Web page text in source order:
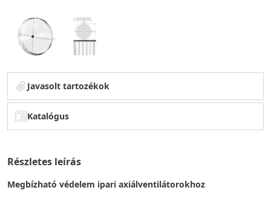
Javasolt tartozékok
Katalógus
Részletes leírás
Megbízható védelem ipari axiálventilátorokhoz